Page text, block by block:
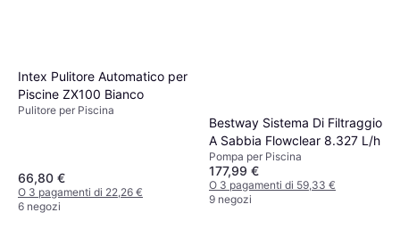
Intex Pulitore Automatico per
Piscine ZX100 Bianco
Pulitore per Piscina
66,80 €
O 3 pagamenti di 22,26 €
6 negozi
Bestway Sistema Di Filtraggio
A Sabbia Flowclear 8.327 L/h
Pompa per Piscina
177,99 €
O 3 pagamenti di 59,33 €
9 negozi